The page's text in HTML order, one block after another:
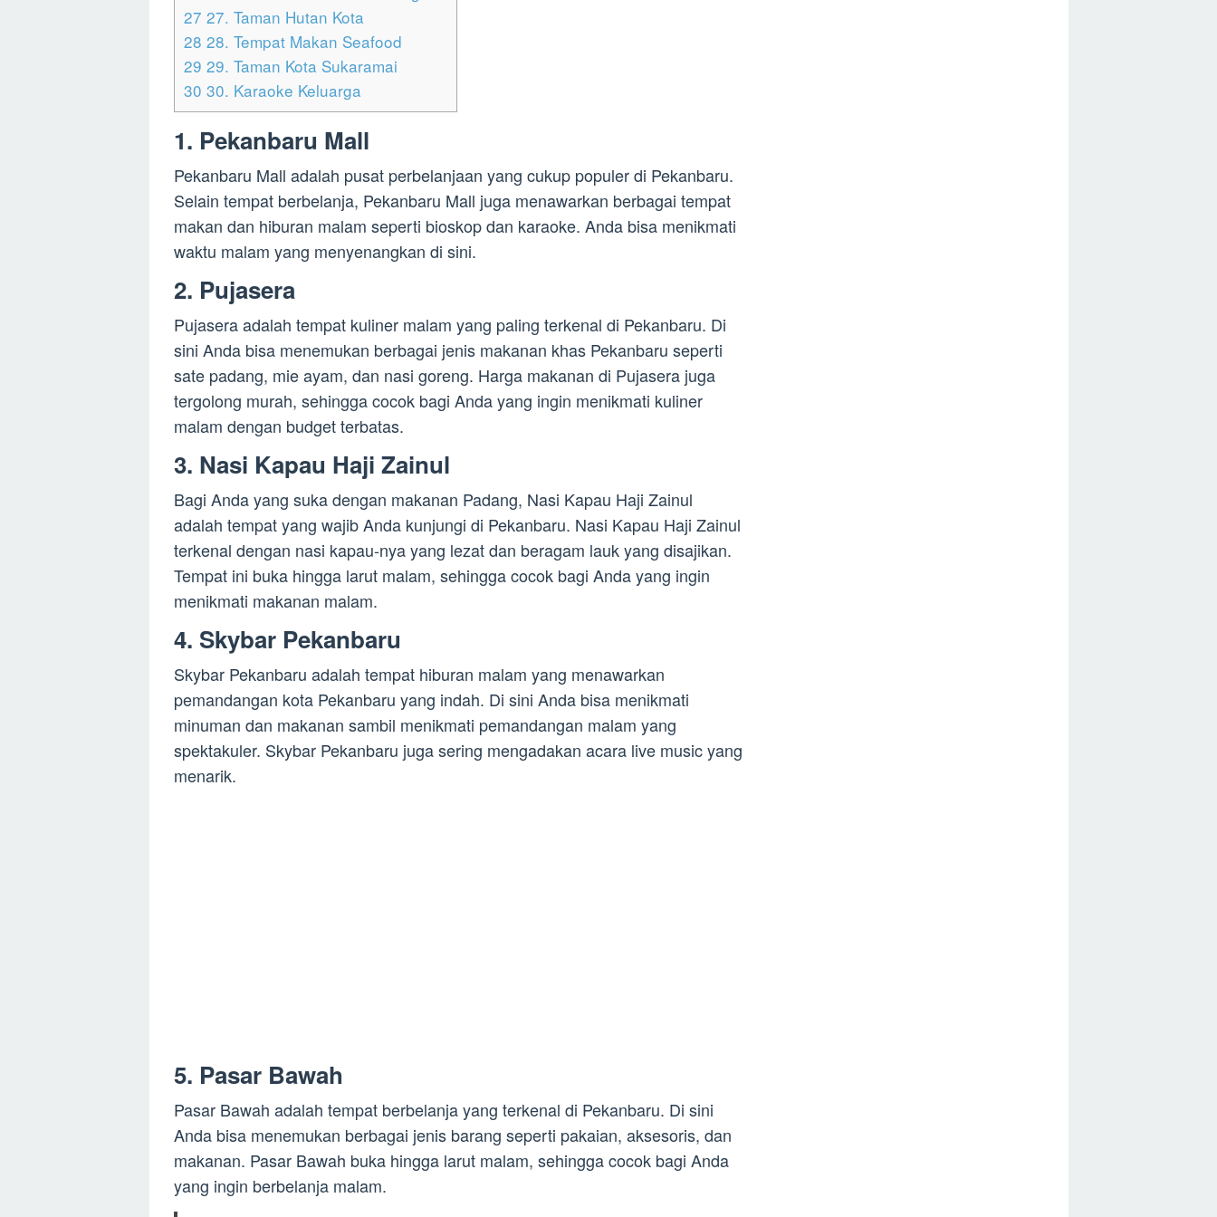
27 27. Taman Hutan Kota
28 28. Tempat Makan Seafood
29 29. Taman Kota Sukaramai
30 30. Karaoke Keluarga
1. Pekanbaru Mall
Pekanbaru Mall adalah pusat perbelanjaan yang cukup populer di Pekanbaru.
Selain tempat berbelanja, Pekanbaru Mall juga menawarkan berbagai tempat
makan dan hiburan malam seperti bioskop dan karaoke. Anda bisa menikmati
waktu malam yang menyenangkan di sini.
2. Pujasera
Pujasera adalah tempat kuliner malam yang paling terkenal di Pekanbaru. Di
sini Anda bisa menemukan berbagai jenis makanan khas Pekanbaru seperti
sate padang, mie ayam, dan nasi goreng. Harga makanan di Pujasera juga
tergolong murah, sehingga cocok bagi Anda yang ingin menikmati kuliner
malam dengan budget terbatas.
3. Nasi Kapau Haji Zainul
Bagi Anda yang suka dengan makanan Padang, Nasi Kapau Haji Zainul
adalah tempat yang wajib Anda kunjungi di Pekanbaru. Nasi Kapau Haji Zainul
terkenal dengan nasi kapau-nya yang lezat dan beragam lauk yang disajikan.
Tempat ini buka hingga larut malam, sehingga cocok bagi Anda yang ingin
menikmati makanan malam.
4. Skybar Pekanbaru
Skybar Pekanbaru adalah tempat hiburan malam yang menawarkan
pemandangan kota Pekanbaru yang indah. Di sini Anda bisa menikmati
minuman dan makanan sambil menikmati pemandangan malam yang
spektakuler. Skybar Pekanbaru juga sering mengadakan acara live music yang
menarik.
5. Pasar Bawah
Pasar Bawah adalah tempat berbelanja yang terkenal di Pekanbaru. Di sini
Anda bisa menemukan berbagai jenis barang seperti pakaian, aksesoris, dan
makanan. Pasar Bawah buka hingga larut malam, sehingga cocok bagi Anda
yang ingin berbelanja malam.